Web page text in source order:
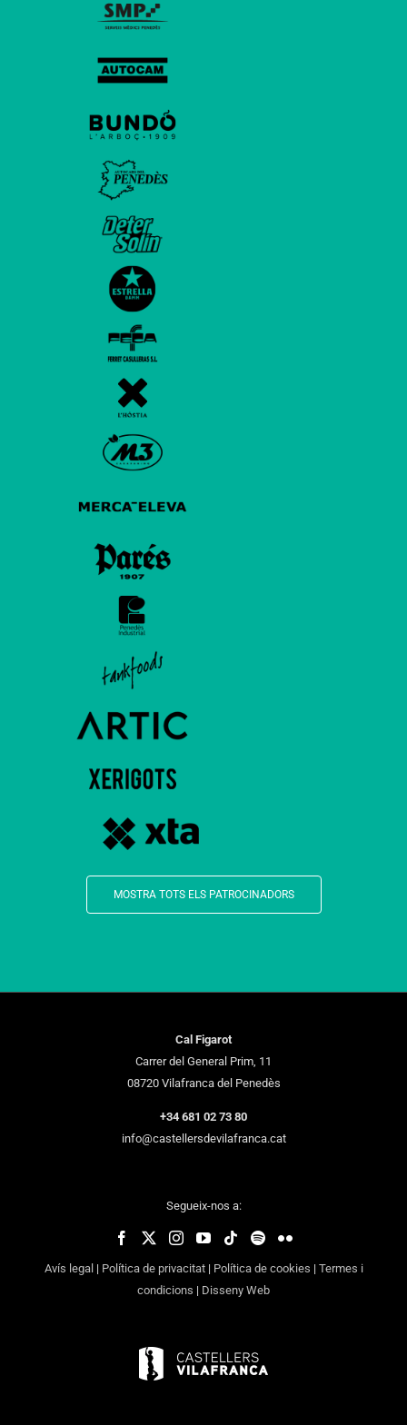
MOSTRA TOTS ELS PATROCINADORS
Cal Figarot
Carrer del General Prim, 11
08720 Vilafranca del Penedès
+34 681 02 73 80
info@castellersdevilafranca.cat
Segueix-nos a:
Avís legal | Política de privacitat| Política de cookies | Termes i
condicions | Disseny Web